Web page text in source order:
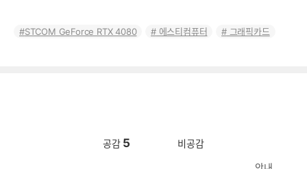
STCOM GeForce RTX 4080 에스티컴퓨터 그래픽카드
공감 5 비공감